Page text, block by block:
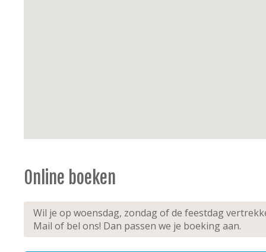
Online boeken
Wil je op woensdag, zondag of de feestdag
Mail of bel ons! Dan passen we je boeking aan.